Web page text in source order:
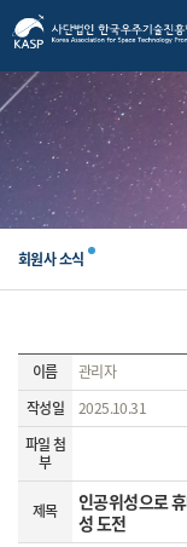
회원사 소식
이름 관리자
작성일
2025.10.31
파일 첨
부
제목
인공위성으로
성 도전